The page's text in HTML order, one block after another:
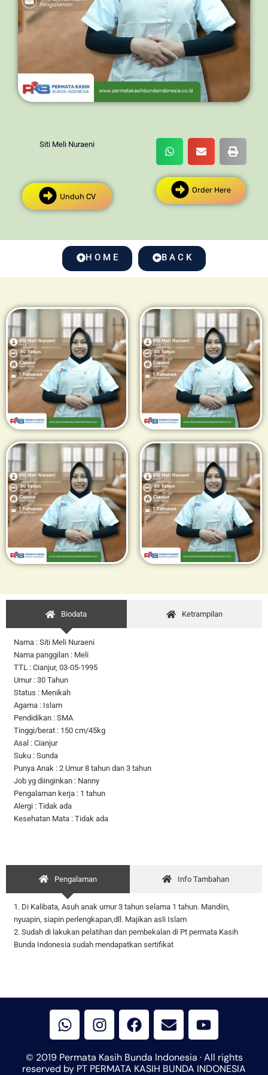
Siti Meli Nuraeni
Unduh CV
Order Here
H O M E B A C K
Biodata Ketrampilan
Nama : Siti Meli Nuraeni
Nama panggilan : Meli
TTL : Cianjur, 03-05-1995
Umur : 30 Tahun
Status : Menikah
Agama : Islam
Pendidikan : SMA
Tinggi/berat : 150 cm/45kg
Asal : Cianjur
Suku : Sunda
Punya Anak : 2 Umur 8 tahun dan 3 tahun
Job yg diinginkan : Nanny
Pengalaman kerja : 1 tahun
Alergi : Tidak ada
Kesehatan Mata : Tidak ada
Pengalaman Info Tambahan
1. Di Kalibata, Asuh anak umur 3 tahun selama 1 tahun. Mandiin,
nyuapin, siapin perlengkapan,dll. Majikan asli Islam
2. Sudah di lakukan pelatihan dan pembekalan di Pt permata Kasih
Bunda Indonesia sudah mendapatkan sertifikat
h
a
t
s
n
s
t
a
a
c
b
n
v
e
l
o
u
t
u
© 2019 Permata Kasih Bunda Indonesia · All rights
reserved by PT PERMATA KASIH BUNDA INDONESIA